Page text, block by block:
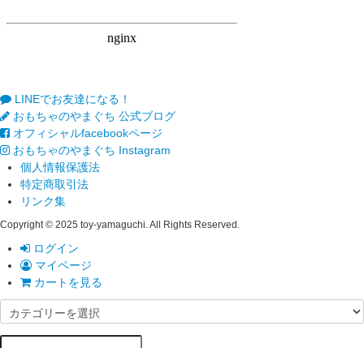
LINEでお友達になる！
おもちゃのやまぐち 公式ブログ
オフィシャルfacebookページ
おもちゃのやまぐち Instagram
個人情報保護法
特定商取引法
リンク集
Copyright © 2025 toy-yamaguchi. All Rights Reserved.
ログイン
マイページ
カートを見る